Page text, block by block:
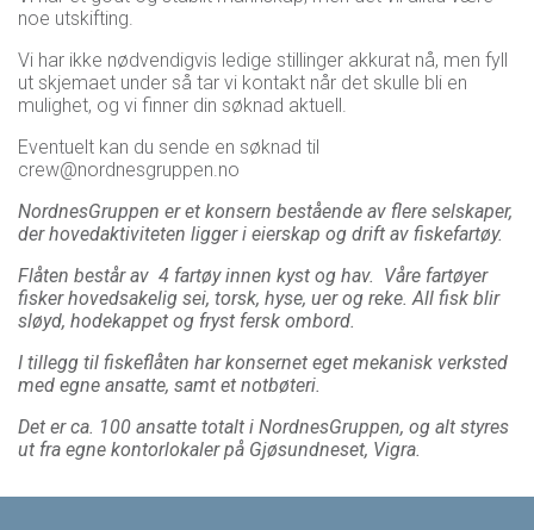
noe utskifting.
Vi har ikke nødvendigvis ledige stillinger akkurat nå, men fyll
ut skjemaet under så tar vi kontakt når det skulle bli en
mulighet, og vi finner din søknad aktuell.
Eventuelt kan du sende en søknad til
crew@nordnesgruppen.no
NordnesGruppen er et konsern bestående av flere selskaper,
der hovedaktiviteten ligger i eierskap og drift av fiskefartøy.
Flåten består av 4 fartøy innen kyst og hav. Våre fartøyer
fisker hovedsakelig sei, torsk, hyse, uer og reke. All fisk blir
sløyd, hodekappet og fryst fersk ombord.
I tillegg til fiskeflåten har konsernet eget mekanisk verksted
med egne ansatte, samt et notbøteri.
Det er ca. 100 ansatte totalt i NordnesGruppen, og alt styres
ut fra egne kontorlokaler på Gjøsundneset, Vigra.